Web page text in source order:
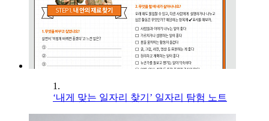
1.
‘내게 맞는 일자리 찾기’ 일자리 탐험 노트